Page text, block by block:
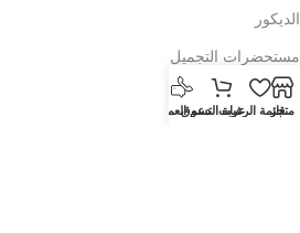
الديكور
مستحضرات التجميل
العطور
متجر
قائمة الرغباتعربة التسوق
دعم العملاء